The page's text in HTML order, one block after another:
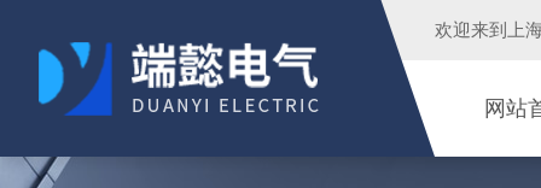
欢迎来到 上
网站